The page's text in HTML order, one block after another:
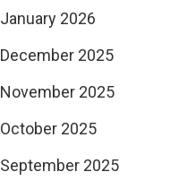
January 2026
December 2025
November 2025
October 2025
September 2025